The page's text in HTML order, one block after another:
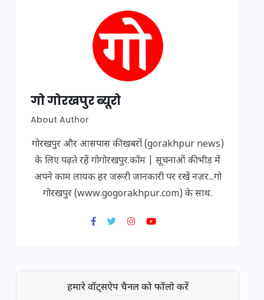
गो गोरखपुर ब्यूरो
About Author
गोरखपुर और आसपास की खबरों (gorakhpur news)
के लिए पढ़ते रहें गोगोरखपुर.कॉम | सूचनाओं की भीड़ में
अपने काम लायक हर जरूरी जानकारी पर रखें नज़र...गो
गोरखपुर (www.gogorakhpur.com) के साथ.
हमारे वॉट्सऐप चैनल को फॉलो करें